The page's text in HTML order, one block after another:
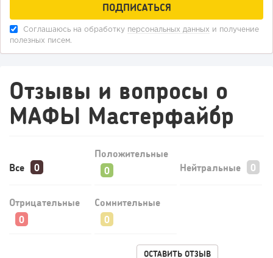
Соглашаюсь на обработку персональных данных и получение
полезных писем.
Отзывы и вопросы о
МАФЫ Мастерфайбр
Все
Положительные
Нейтральные
Отрицательные Сомнительные
ОСТАВИТЬ ОТЗЫВ